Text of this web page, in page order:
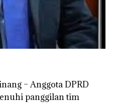
– Anggota DPRD
panggilan tim